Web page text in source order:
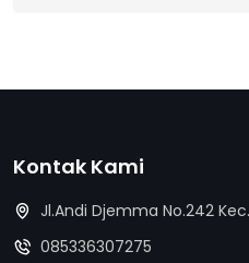
Kontak Kami
Jl.Andi Djemma No.242
085336307275